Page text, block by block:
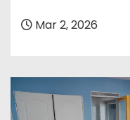
Mar 2, 2026